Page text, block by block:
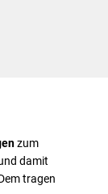
zum
damit
tragen